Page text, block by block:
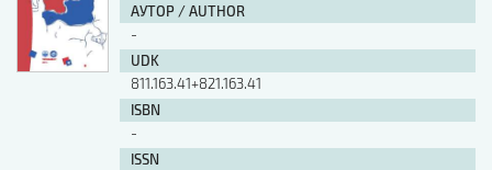
АУТОР / AUTHOR
-
UDK
811.163.41+821.163.41
ISBN
-
ISSN